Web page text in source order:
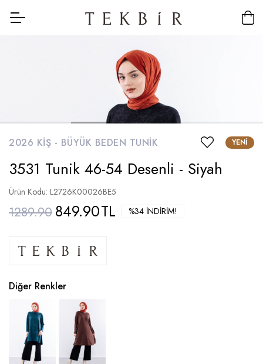
2026 KIŞ - BÜYÜK BEDEN TUNIK YENI
3531 Tunik 46-54 Desenli - Siyah
Ürün Kodu: L2726K00026BE5
1289.90 849.90TL %34 İNDIRIM!
Diğer Renkler